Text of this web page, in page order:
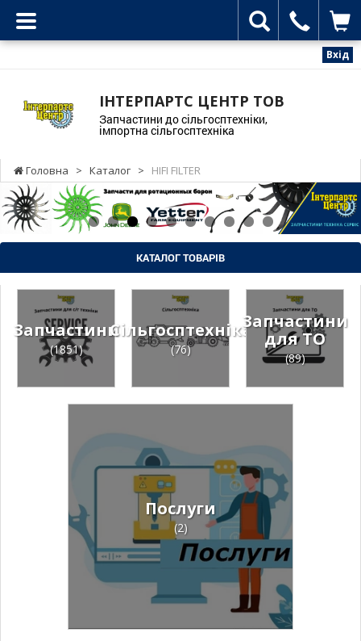
Вхід
ІНТЕРПАРТС ЦЕНТР ТОВ
Запчастини до сільгосптехніки,
імпортна сільгосптехніка
Головна > Каталог > HIFI FILTER
КАТАЛОГ ТОВАРІВ
Запчастини
(1851)
Сільгосптехніка
(76)
Запчастини
для ТО
(89)
Послуги
(2)